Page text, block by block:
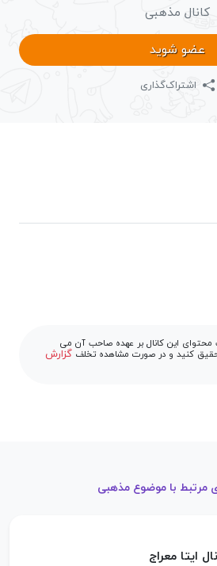
کانال مذهبی
عضو شوید
اشتراک‌گذاری
این کانال بر عهده صاحب آن می
تحقیق کنید و در صورت مشاهده تخلف گزارش
مرتبط با موضوع مذهبی
ایتا معراج